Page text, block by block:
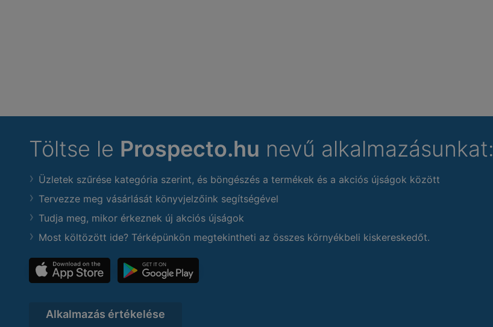
Töltse le Prospecto.hu nevű alkalmazásunkat:
Üzletek szűrése kategória szerint, és böngészés a termékek és a akciós újságok között
Tervezze meg vásárlását könyvjelzőink segítségével
Tudja meg, mikor érkeznek új akciós újságok
Most költözött ide? Térképünkön megtekintheti az összes környékbeli kiskereskedőt.
Alkalmazás értékelése